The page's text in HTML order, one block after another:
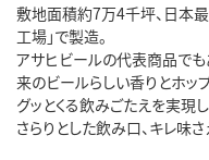
敷地面積約7万4千坪、日本
工場」で製造。
アサヒビールの代表商品でも
来のビールらしい香りとホッ
グッとくる飲みごたえを実現し
さらりとした飲み口、キレ味さ